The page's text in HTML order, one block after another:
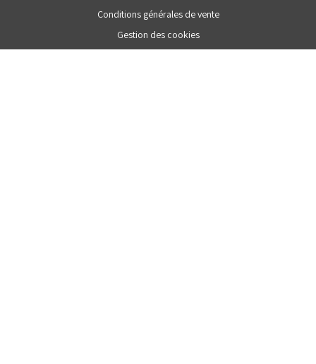
Conditions générales de vente
Gestion des cookies